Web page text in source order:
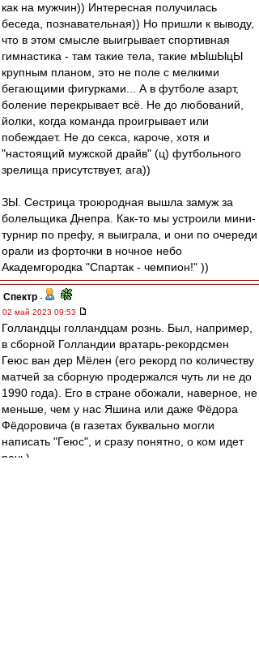
как на мужчин)) Интересная получилась
беседа, познавательная)) Но пришли к выводу,
что в этом смысле выигрывает спортивная
гимнастика - там такие тела, такие мЫшЫцЫ
крупным планом, это не поле с мелкими
бегающими фигурками... А в футболе азарт,
боление перекрывает всё. Не до любований,
йолки, когда команда проигрывает или
побеждает. Не до секса, кароче, хотя и
"настоящий мужской драйв" (ц) футбольного
зрелища присутствует, ага))
ЗЫ. Сестрица троюродная вышла замуж за
болельщика Днепра. Как-то мы устроили мини-
турнир по префу, я выиграла, и они по очереди
орали из форточки в ночное небо
Академгородка "Спартак - чемпион!" ))
Спектр -
02 май 2023 09:53
Голландцы голландцам рознь. Был, например,
в сборной Голландии вратарь-рекордсмен
Геюс ван дер Мёлен (его рекорд по количеству
матчей за сборную продержался чуть ли не до
1990 года). Его в стране обожали, наверное, не
меньше, чем у нас Яшина или даже Фёдора
Фёдоровича (в газетах буквально могли
написать "Геюс", и сразу понятно, о ком идет
речь).